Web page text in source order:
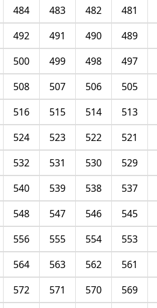
481
482
483
484
489
490
491
492
497
498
499
500
505
506
507
508
513
514
515
516
521
522
523
524
529
530
531
532
537
538
539
540
545
546
547
548
553
554
555
556
561
562
563
564
569
570
571
572